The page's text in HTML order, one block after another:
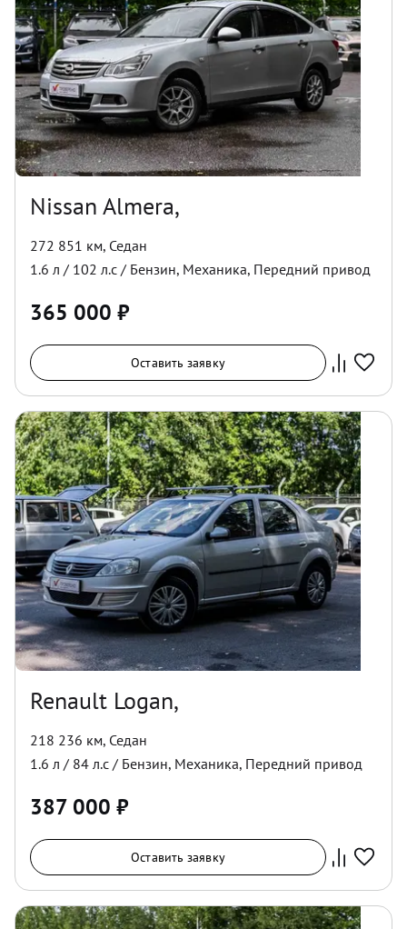
Nissan Almera,
272 851 км, Седан
1.6 л / 102 л.с / Бензин, Механика, Передний привод
365 000 ₽
Оставить заявку
Renault Logan,
218 236 км, Седан
1.6 л / 84 л.с / Бензин, Механика, Передний привод
387 000 ₽
Оставить заявку